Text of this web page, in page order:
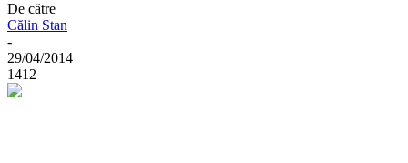
De către
Călin Stan
-
29/04/2014
1412